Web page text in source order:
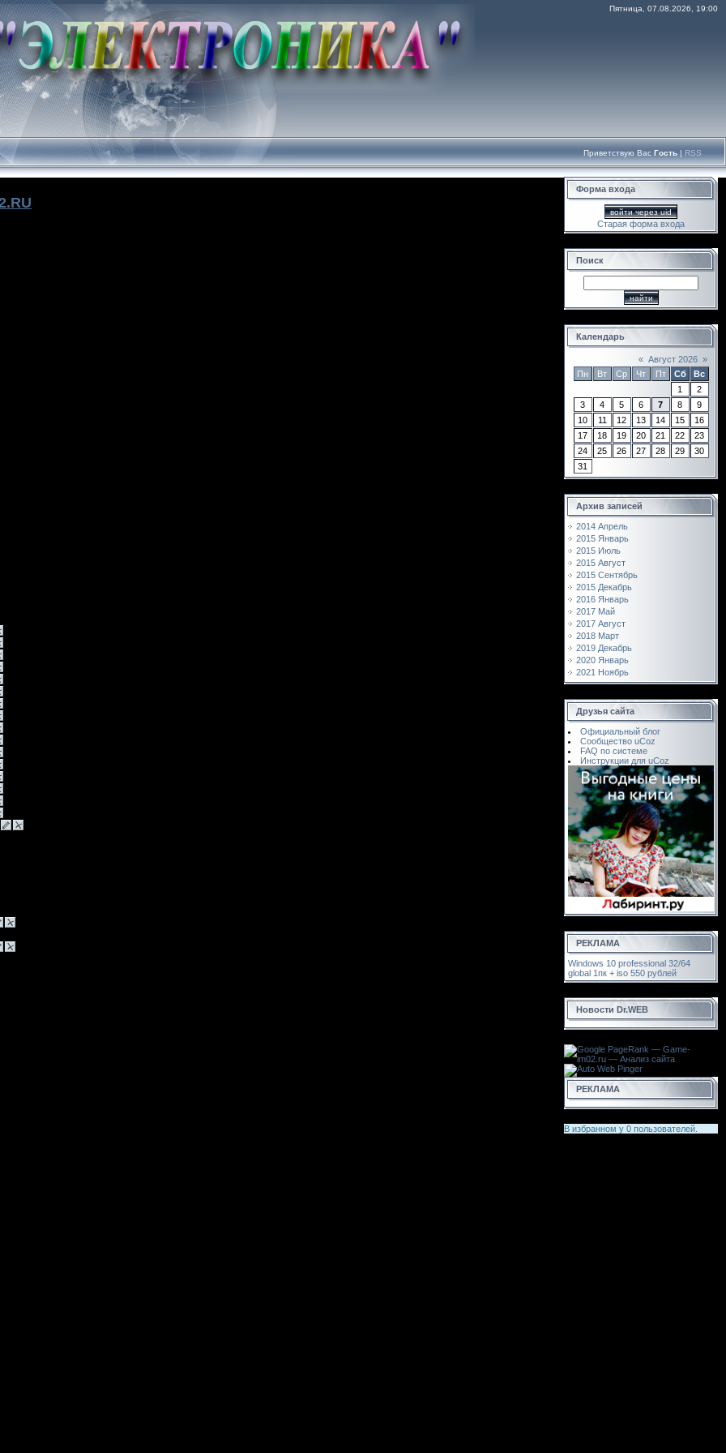
Пятница, 07.08.2026, 19:00
Приветствую Вас Гость | RSS
Форма входа
войти через uid
Старая форма входа
Поиск
Календарь
« Август 2026 »
Пн
Вт Ср Чт Пт Сб
Вс
1
2
3
4 5 6 7 8
9
10
11 12 13 14 15
16
17
18 19 20 21 22
23
24
25 26 27 28 29
30
31
Архив записей
2014 Апрель
2015 Январь
2015 Июль
2015 Август
2015 Сентябрь
2015 Декабрь
2016 Январь
2017 Май
2017 Август
2018 Март
2019 Декабрь
2020 Январь
2021 Ноябрь
Друзья сайта
Официальный блог
Сообщество uCoz
FAQ по системе
Инструкции для uCoz
РЕКЛАМА
Windows 10 professional 32/64
global 1пк + iso 550 рублей
Новости Dr.WEB
РЕКЛАМА
В избранном у 0 пользователей.